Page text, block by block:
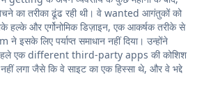
का तरीका ढूंढ रही थी। वे wanted आगंतुकों को
हल्के और एर्गोनोमिक डिज़ाइन, एक आकर्षक तरीके से
इसके लिए पर्याप्त समाधान नहीं दिया। उन्होंने
एक different third-party apps की कोशिश
लगा जैसे कि वे साइट का एक हिस्सा थे, और वे भद्दे